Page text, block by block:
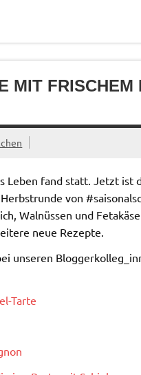
MIT
Leben fand statt. Jetzt ist
von
Walnüssen und
neue Rezepte.
unseren
Tarte